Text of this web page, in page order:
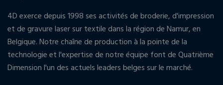
4D exerce depuis 1998 ses activités de broderie, d'impression
et de gravure laser sur textile dans la région de Namur, en
Belgique. Notre chaîne de production à la pointe de la
technologie et l'expertise de notre équipe font de Quatrième
Dimension l'un des actuels leaders belges sur le marché.